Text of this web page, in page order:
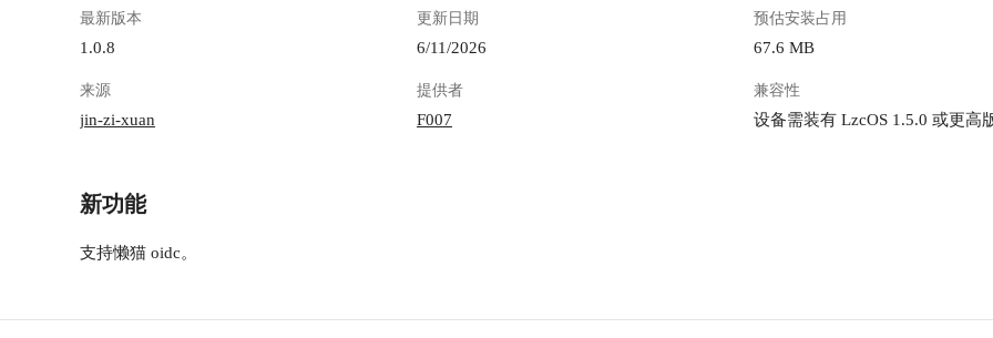
最新版本
1.0.8
更新日期
6/11/2026
预估安装占用
67.6 MB
来源
jin-zi-xuan
提供者
F007
兼容性
设备需装有 LzcOS 1.5.0 或更高
新功能
支持懒猫 oidc。